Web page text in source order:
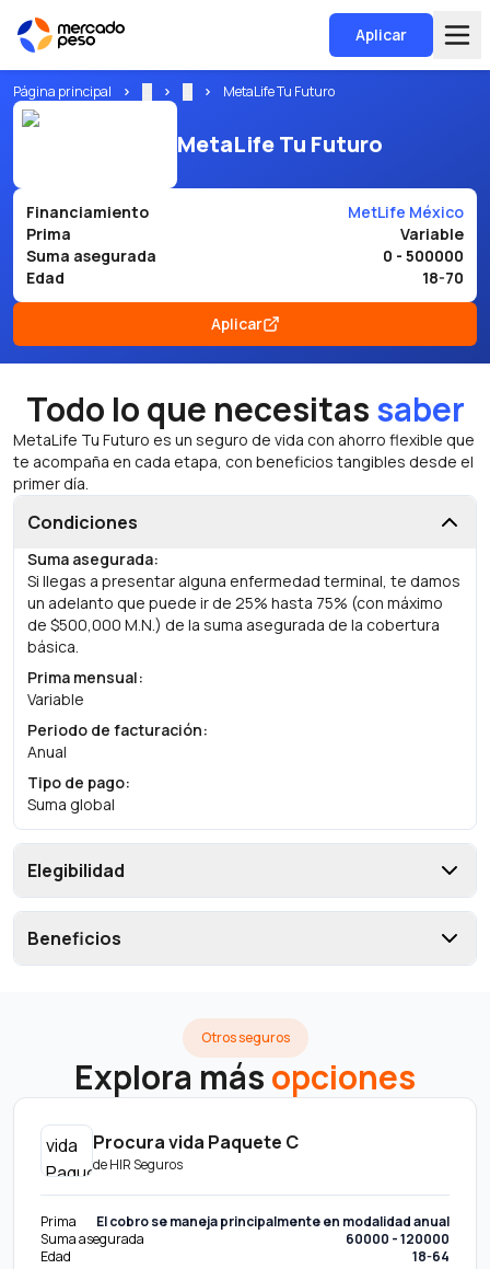
Aplicar
Página principal MetaLife Tu Futuro
MetaLife Tu Futuro
Financiamiento
MetLife México
Prima
Variable
Suma asegurada
0 - 500000
Edad
18-70
Aplicar
Todo lo que necesitassaber
MetaLife Tu Futuro es un seguro de vida con ahorro flexible que
te acompaña en cada etapa, con beneficios tangibles desde el
primer día.
Condiciones
Suma asegurada:
Si llegas a presentar alguna enfermedad terminal, te damos
un adelanto que puede ir de 25% hasta 75% (con máximo
de $500,000 M.N.) de la suma asegurada de la cobertura
básica.
Prima mensual:
Variable
Periodo de facturación:
Anual
Tipo de pago:
Suma global
Elegibilidad
Beneficios
Otros seguros
Explora másopciones
Procura vida Paquete C
deHIR Seguros
Prima
El cobro se maneja principalmente en modalidad anual
Suma asegurada
60000 - 120000
Edad
18-64